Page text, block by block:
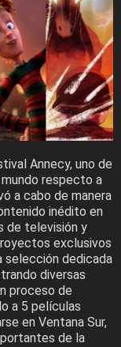
Annecy, uno de
respecto a
a cabo de manera
inédito en
de televisión y
exclusivos
selección dedicada
diversas
proceso de
a 5 películas
en Ventana Sur,
de la